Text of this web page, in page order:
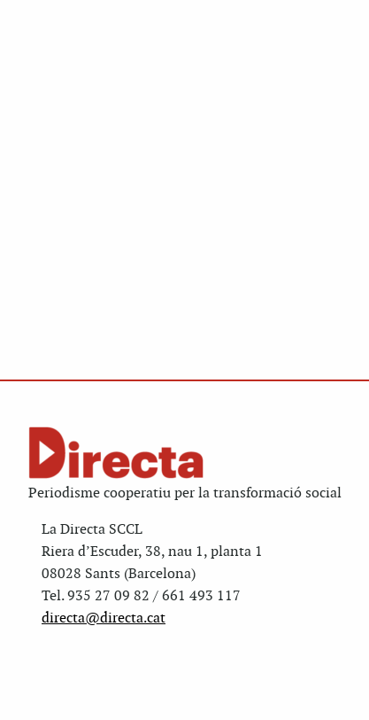
Periodisme cooperatiu per la transformació social
La Directa SCCL
Riera d’Escuder, 38, nau 1, planta 1
08028 Sants (Barcelona)
Tel. 935 27 09 82 / 661 493 117
directa@directa.cat